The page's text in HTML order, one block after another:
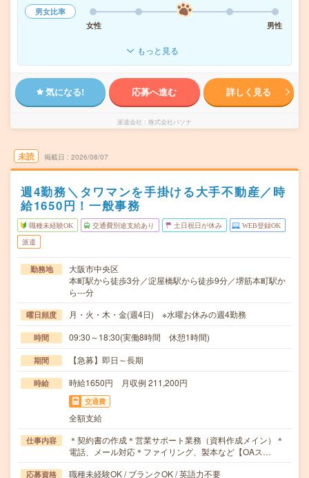
男女比率
女性
男性
もっと見る
気になる! 応募へ進む 詳しく見る
派遣会社 株式会社パソナ
未読 掲載日 2026/08/07
週4勤務＼タワマンを手掛ける大手不動産／時
給1650円！一般事務
職種未経験OK 交通費別途支給あり 土日祝日が休み WEB登録OK
派遣
勤務地
大阪市中央区
本町駅から徒歩3分／淀屋橋駅から徒歩9分／堺筋本町駅か
ら---分
曜日頻度 月・火・木・金(週4日) ※水曜お休みの週4勤務
時間 09:30～18:30(実働8時間 休憩1時間)
期間 【急募】即日～長期
時給 時給1650円 月収例 211,200円
交通費
全額支給
仕事内容
＊契約書の作成＊営業サポート業務（資料作成メイン）＊
電話、メール対応＊ファイリング、製本など【OAス…
応募資格 職種未経験OK / ブランクOK / 英語力不要